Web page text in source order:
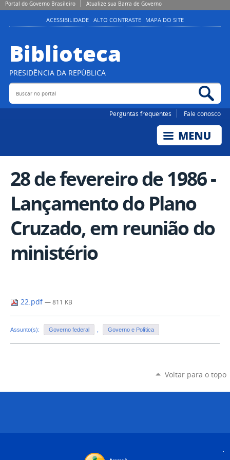
Portal do Governo Brasileiro Atualize sua Barra de Governo
ACESSIBILIDADE ALTO CONTRASTE MAPA DO SITE
Biblioteca
PRESIDÊNCIA DA REPÚBLICA
Buscar no portal
Perguntas frequentes Fale conosco
28 de fevereiro de 1986 -
Lançamento do Plano
Cruzado, em reunião do
ministério
22.pdf — 811 KB
Assunto(s): Governo federal Governo e Política
Voltar para o topo